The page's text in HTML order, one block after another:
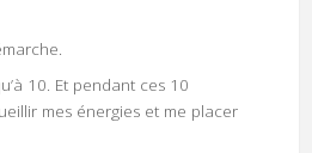
10. Et pendant ces 10
mes énergies et me placer